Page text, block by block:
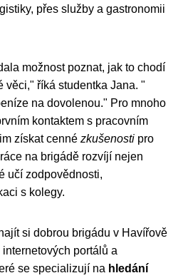
přes služby a gastronomii
možnost poznat, jak to chodí
věci," říká studentka Jana. "
na dovolenou." Pro mnoho
kontaktem s pracovním
získat cenné zkušenosti pro
na brigádě rozvíjí nejen
učí zodpovědnosti,
s kolegy.
si dobrou brigádu v Havířově
portálů a
se specializují na hledání